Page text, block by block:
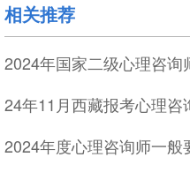
相关推荐
2024年国家二级心理咨询
24年11月西藏报考心理咨
2024年度心理咨询师一般